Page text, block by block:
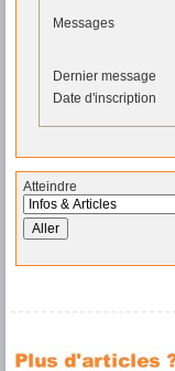
Messages
Dernier message
Date d'inscription
Atteindre